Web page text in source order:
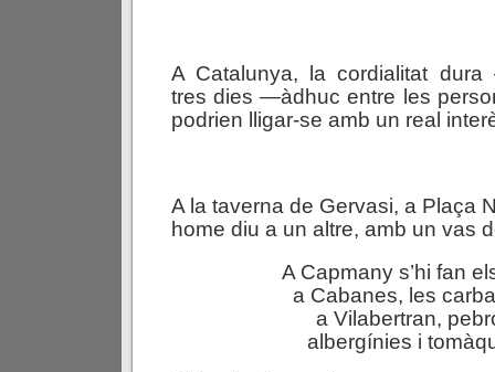
A Catalunya, la cordialitat
tres dies —àdhuc entre les
podrien lligar-se amb un real
A la taverna de Gervasi, a Plaça
home diu a un altre, amb un vas
A Capmany s’hi fan
a Cabanes, les
a Vilabertran,
albergínies i